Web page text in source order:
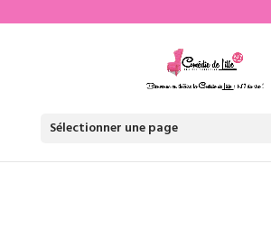
Sélectionner une page